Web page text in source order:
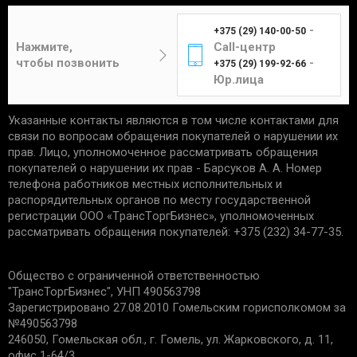
различные мощности - от 1.0 кВт до 2.0 кВт.
Работа электроконфорок без съема тепла (без
сосуда с водой и т.п.) ускоряет выход ее из строя.
Гарантийный срок электроконфорок ЭКЧ - от
полугода до двух лет (в зависимости от
производителя и интенсивности
ВтНоминальное напряжение: 220 ВЧисло спиралей:
3 шт.Диаметр поверхности нагрева: 145 ммМасса:
1,2 кг
среднем занимает 3-7 дней.
Цена составит от 4 до 12 рублей в
зависимости от габаритов и веса изделия.
Курьер
Доставка товаров курьером
осуществляется по будням с 10:00 до 22:00.
Гомель - 6 рублей
Могилев - 6 рублей
Светлогорск - 6 рублей
отсутствие следов установки;
чек, подтверждающий приобретение;
Единственным подтверждением установки товара
является акт выполненных работ с названием
услуги и устанавливаемой детали. Гарантийные
обязательства не распространяются:
на запчасти со следами механических
повреждений.
воздействий, нарушения правил установки/
хранения;
на дефекты из-за износа деталей, в срок
установленный производителем;
если причиной поломки стала
Нажмите,
чтобы позвонить
+375 (29) 140-00-50 -
Call-центр
+375 (29) 199-92-66 -
Юр.лица
Указанные контакты являются в том числе контактами для
связи по вопросам обращения покупателей о нарушении их
прав. Лицо, уполномоченное рассматривать обращения
покупателей о нарушении их прав - Барсуков А. А. Номер
телефона работников местных исполнительных и
распорядительных органов по месту государственной
регистрации ООО «TрaнcТopгБизнec», уполномоченных
рассматривать обращения покупателей: +375 (232) 34-77-35.
Общество с ограниченной ответственностью
"ТрансТоргБизнес", УНП 490563798
Зарегистрировано 27.08.2010 Гомельским горисполкомом за
№490563798
246050, Гомельская обл., г. Гомель, ул. Жарковского, д. 11,